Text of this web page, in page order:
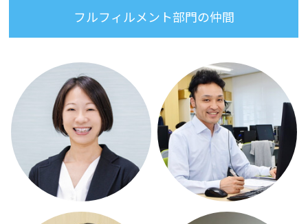
フルフィルメント部門の仲間